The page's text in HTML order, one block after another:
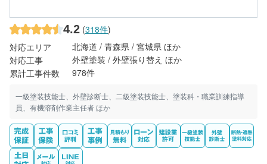
4.2 (318件)
対応エリア
北海道 / 青森県 / 宮城県 ほか
対応工事
外壁塗装 / 外壁張り替え ほか
累計工事件数
978件
一級塗装技能士、外壁診断士、二級塗装技能士、塗装科・職業訓練指導
員、有機溶剤作業主任者 ほか